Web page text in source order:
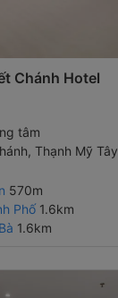
Chánh Hotel
tâm
Thạnh Mỹ Tây
570m
Phố1.6km
1.6km